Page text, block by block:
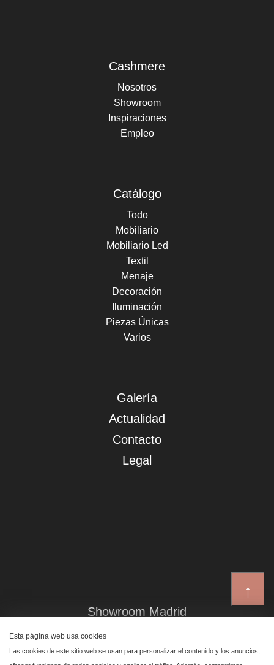
↑
Cashmere
Nosotros
Showroom
Inspiraciones
Empleo
Catálogo
Todo
Mobiliario
Mobiliario Led
Textil
Menaje
Decoración
Iluminación
Piezas Únicas
Varios
Galería
Actualidad
Contacto
Legal
Showroom Madrid
Plaza de Canalejas 6, 4 izq
Centro, 28014 Madrid
Esta página web usa cookies
Las cookies de este sitio web se usan para personalizar el contenido y los anuncios,